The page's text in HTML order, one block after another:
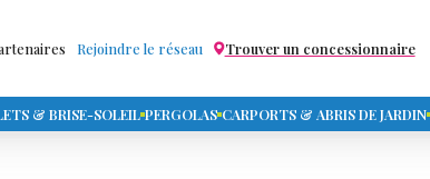
Rejoindre le réseau Trouver un concessionnaire
& BRISE-SOLEIL PERGOLAS CARPORTS & ABRIS DE JARDIN